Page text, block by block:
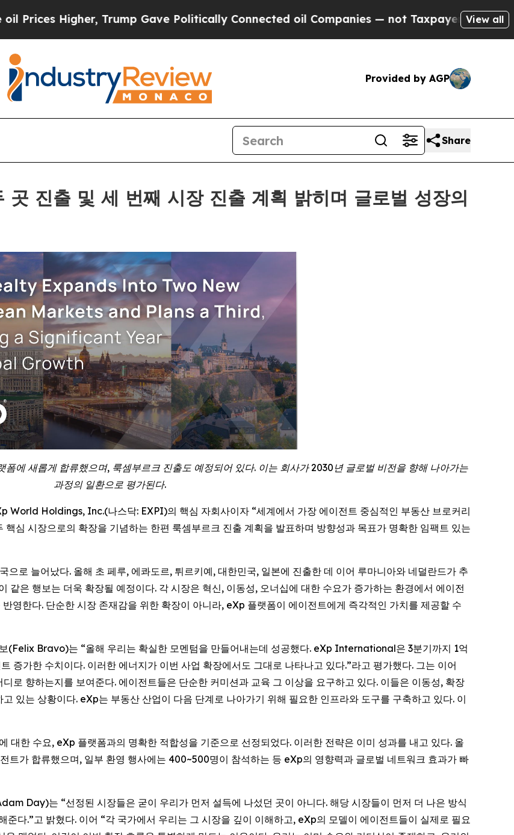
Trump Gave Politically Connected oil Companies — not Taxpayers — the Chance to
View all
Provided by AGP
Share
진출 및 세 번째 시장 진출 계획 밝히며 글로벌 성장의
에 새롭게 합류했으며, 룩셈부르크 진출도 예정되어 있다. 이는 회사가 2030년 글로벌 비전을 향해 나아가는
과정의 일환으로 평가된다.
World Holdings, Inc.(나스닥: EXPI)의 핵심 자회사이자 “세계에서 가장 에이전트 중심적인 부동산 브로커리
심 시장으로의 확장을 기념하는 한편 룩셈부르크 진출 계획을 발표하며 방향성과 목표가 명확한 임팩트 있는
로 늘어났다. 올해 초 페루, 에콰도르, 튀르키예, 대한민국, 일본에 진출한 데 이어 루마니아와 네덜란드가 추
같은 행보는 더욱 확장될 예정이다. 각 시장은 혁신, 이동성, 오너십에 대한 수요가 증가하는 환경에서 에이전
영한다. 단순한 시장 존재감을 위한 확장이 아니라, eXp 플랫폼이 에이전트에게 즉각적인 가치를 제공할 수
Bravo)는 “올해 우리는 확실한 모멘텀을 만들어내는데 성공했다. eXp International은 3분기까지 1억
증가한 수치이다. 이러한 에너지가 이번 사업 확장에서도 그대로 나타나고 있다.”라고 평가했다. 그는 이어
로 향하는지를 보여준다. 에이전트들은 단순한 커미션과 교육 그 이상을 요구하고 있다. 이들은 이동성, 확장
있는 상황이다. eXp는 부동산 산업이 다음 단계로 나아가기 위해 필요한 인프라와 도구를 구축하고 있다. 이
대한 수요, eXp 플랫폼과의 명확한 적합성을 기준으로 선정되었다. 이러한 전략은 이미 성과를 내고 있다. 올
트가 합류했으며, 일부 환영 행사에는 400~500명이 참석하는 등 eXp의 영향력과 글로벌 네트워크 효과가 빠
Day)는 “선정된 시장들은 굳이 우리가 먼저 설득에 나섰던 곳이 아니다. 해당 시장들이 먼저 더 나은 방식
다.”고 밝혔다. 이어 “각 국가에서 우리는 그 시장을 깊이 이해하고, eXp의 모델이 에이전트들이 실제로 필요